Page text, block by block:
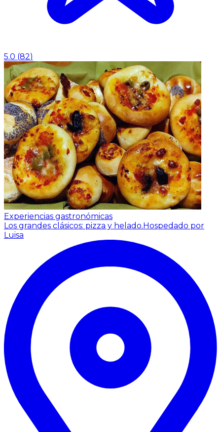
5.0 (82)
Experiencias gastronómicas
Los grandes clásicos: pizza y helado. Hospedado por
Luisa